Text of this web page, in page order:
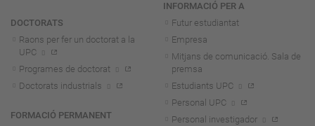
DOCTORATS
Raons per fer un doctorat a la
UPC
Programes de doctorat
Doctorats industrials
FORMACIÓ PERMANENT
INFORMACIÓ PER A
Futur estudiantat
Empresa
Mitjans de comunicació. Sala de
premsa
Estudiants UPC
Personal UPC
Personal investigador